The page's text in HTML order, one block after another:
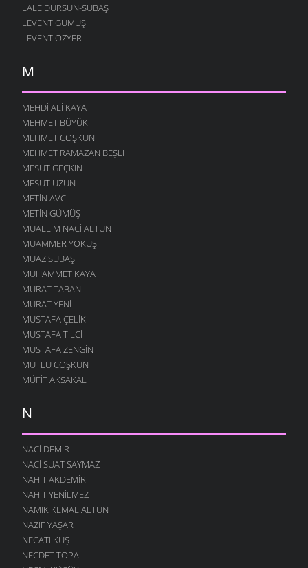
LALE DURSUN-SUBAŞ
LEVENT GÜMÜŞ
LEVENT ÖZYER
M
MEHDI ALI KAYA
MEHMET BÜYÜK
MEHMET COŞKUN
MEHMET RAMAZAN BEŞLI
MESUT GEÇKIN
MESUT UZUN
METIN AVCI
METIN GÜMÜŞ
MUALLIM NACI ALTUN
MUAMMER YOKUŞ
MUAZ SUBAŞI
MUHAMMET KAYA
MURAT TABAN
MURAT YENI
MUSTAFA ÇELIK
MUSTAFA TILCI
MUSTAFA ZENGIN
MUTLU COŞKUN
MÜFIT AKSAKAL
N
NACI DEMIR
NACI SUAT SAYMAZ
NAHIT AKDEMIR
NAHIT YENILMEZ
NAMIK KEMAL ALTUN
NAZIF YAŞAR
NECATI KUŞ
NECDET TOPAL